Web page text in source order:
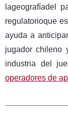
lageografíadel
regulatorioque
ayuda a
jugador chileno
industria del
operadores de